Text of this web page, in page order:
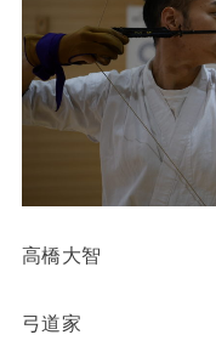
高橋大智
弓道家